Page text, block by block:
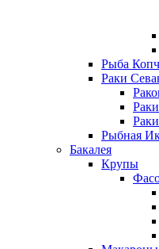
Рыба
Раки
Рыбная
Бакалея
Крупы